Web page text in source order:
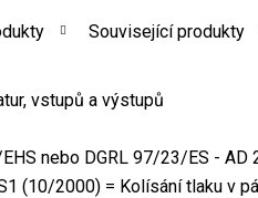
Související produkty
vstupů a výstupů
nebo DGRL 97/23/ES - AD
(10/2000) = Kolísání tlaku v